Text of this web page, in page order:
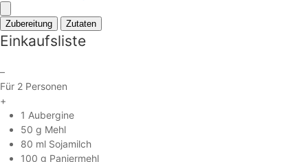
Zubereitung Zutaten
Einkaufsliste
–
Für 2 Personen
+
1 Aubergine
50 g Mehl
80 ml Sojamilch
100 g Paniermehl